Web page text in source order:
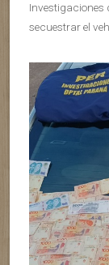
Investigaciones
secuestrar el